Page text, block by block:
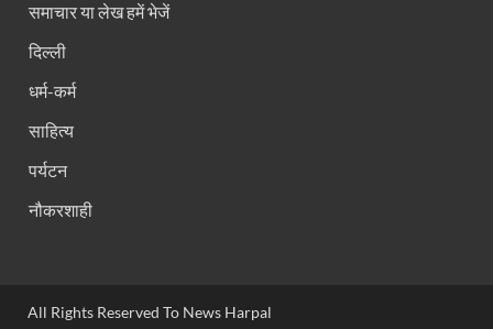
समाचार या लेख हमें भेजें
दिल्ली
धर्म-कर्म
साहित्य
पर्यटन
नौकरशाही
All Rights Reserved To News Harpal